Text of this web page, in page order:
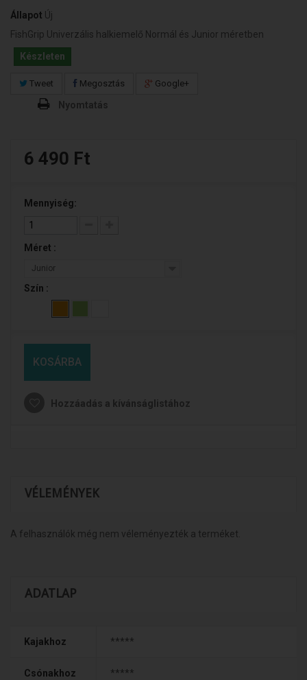
Állapot
Új
FishGrip Univerzális halkiemelő Normál és Junior méretben
Készleten
Tweet Megosztás Google+
Nyomtatás
6 490 Ft‎
Mennyiség:
Méret :
Junior
Szín :
KOSÁRBA
Hozzáadás a kívánságlistához
VÉLEMÉNYEK
A felhasználók még nem véleményezték a terméket.
ADATLAP
Kajakhoz *****
Csónakhoz *****